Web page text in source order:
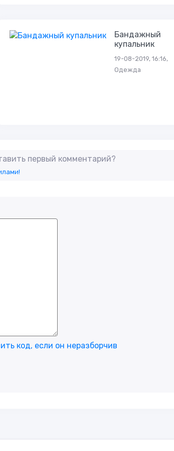
Бандажный
купальник
19-08-2019, 16:16,
Одежда
первый комментарий?